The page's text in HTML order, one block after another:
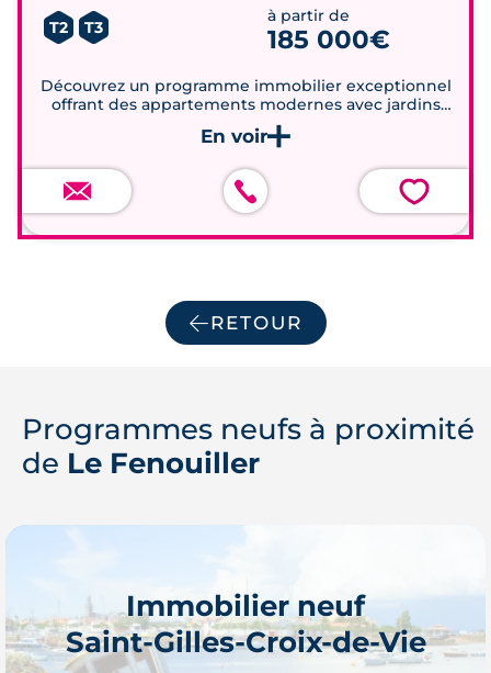
viable à ceux qui souhaitent acheter un
logement neuf en région Pays de la Loire
T2 T3
à partir de
185 000€
Découvrez un programme immobilier exceptionnel
offrant des appartements modernes avec jardins
privatifs, balcons et terrasses, à proximité immédiate
des commodités et des écoles.
💗
RETOUR
Programmes neufs à proximité
de Le Fenouiller
Immobilier neuf
Saint-Gilles-Croix-de-Vie